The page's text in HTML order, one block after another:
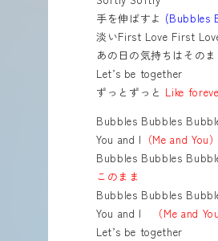
手を伸ばすよ (Bubbles
淡いFirst Love First
あの日の気持ちはそのま
Let’s be together
ずっとずっと Like
Bubbles Bubbles
You and I （Me and You）
Bubbles Bubbles
このまま
Bubbles Bubbles
You and I
（Me and You
Let’s be together